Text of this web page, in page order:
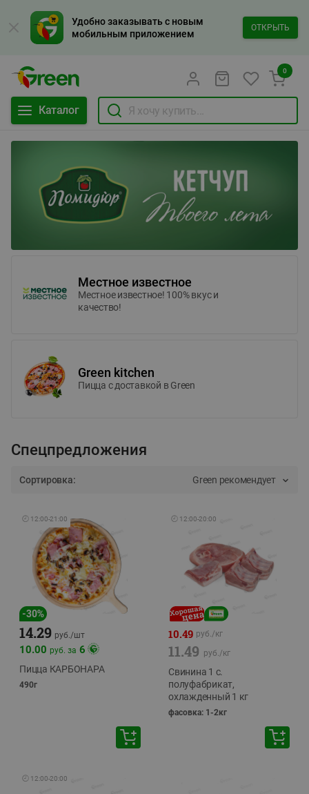
Удобно заказывать с новым
мобильным приложением
ОТКРЫТЬ
Каталог
0
Местное известное
Местное известное! 100% вкус и
качество!
Green kitchen
Пицца c доставкой в Green
Спецпредложения
Сортировка: Green рекомендует
🕘 12:00-21:00
-30%
14.29 руб./шт
10.00 руб. за 6
Пицца КАРБОНАРА
490г
🕘 12:00-20:00
10.49 руб./кг
11.49 руб./кг
Свинина 1 с.
полуфабрикат,
охлажденный 1 кг
фасовка: 1-2кг
🕘 12:00-20:00